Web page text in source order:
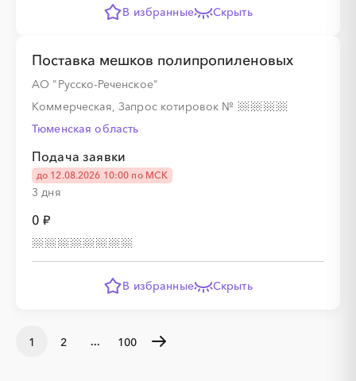
В избранные Скрыть
Поставка мешков полипропиленовых
АО "Русско-Реченское"
Коммерческая, Запрос котировок №
Тюменская область
Подача заявки
до 12.08.2026 10:00 по МСК
3 дня
0 ₽
В избранные Скрыть
1 2 ... 100